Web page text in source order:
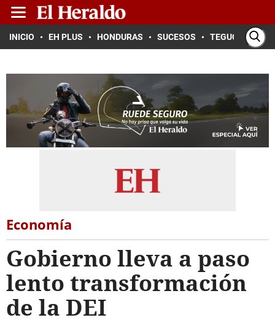
INICIO EH PLUS HONDURAS SUCESOS TEGUCIGALPA
Economía
Gobierno lleva a paso
lento transformación
de la DEI